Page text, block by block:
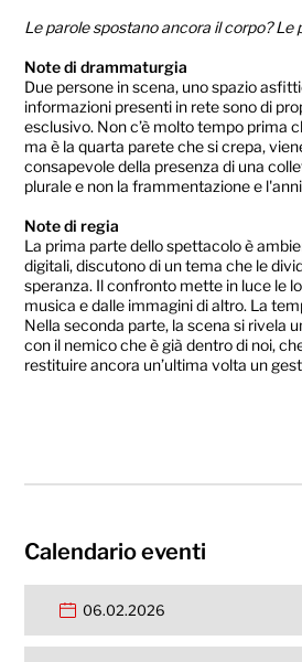
Le parole spostano ancora il corpo?
Note di drammaturgia
Due persone in scena, uno spazio
informazioni presenti in rete sono di
esclusivo. Non c’è molto tempo prima
ma è la quarta parete che si crepa,
consapevole della presenza di una
plurale e non la frammentazione e
Note di regia
La prima parte dello spettacolo è
digitali, discutono di un tema che le
speranza. Il confronto mette in luce le
musica e dalle immagini di altro. La
Nella seconda parte, la scena si rivela
con il nemico che è già dentro di noi,
restituire ancora un’ultima volta un
Calendario eventi
06.02.2026